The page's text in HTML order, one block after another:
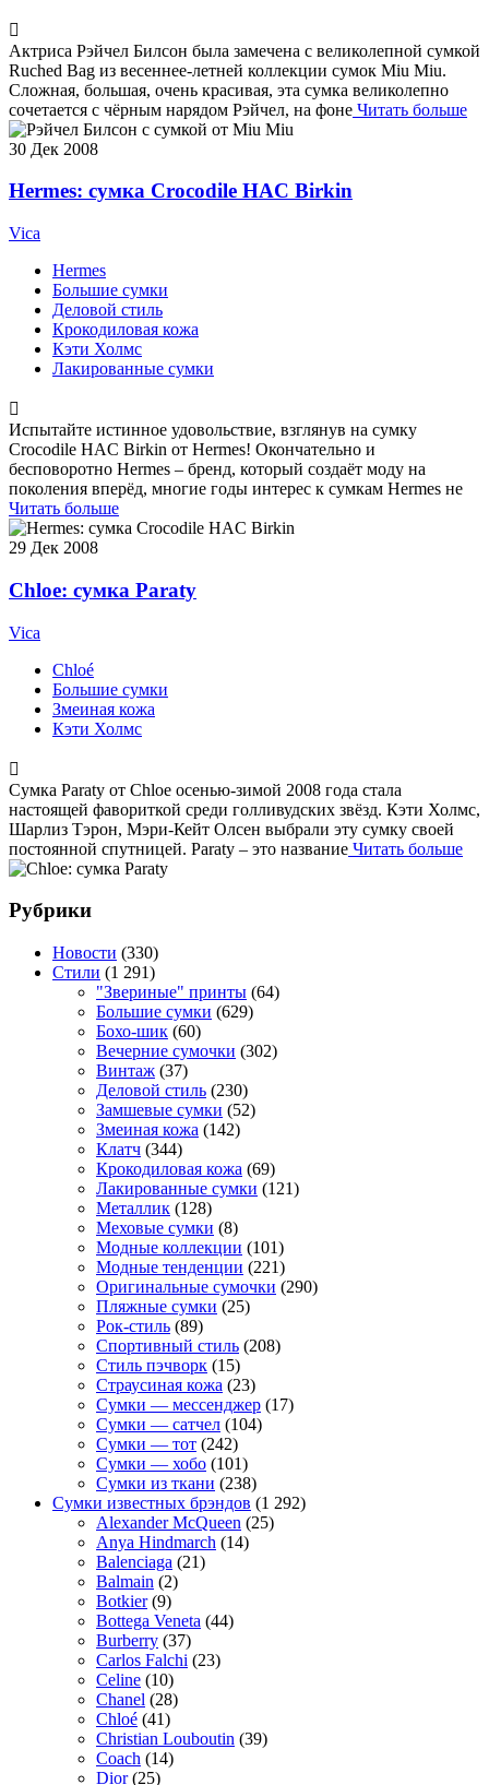
Актриса Рэйчел Билсон была замечена с великолепной сумкой
Ruched Bag из весеннее-летней коллекции сумок Miu Miu.
Сложная, большая, очень красивая, эта сумка великолепно
сочетается с чёрным нарядом Рэйчел, на фоне Читать больше
30 Дек 2008
Hermes: сумка Crocodile HAC Birkin
Vica
Hermes
Большие сумки
Деловой стиль
Крокодиловая кожа
Кэти Холмс
Лакированные сумки
Испытайте истинное удовольствие, взглянув на сумку
Crocodile HAC Birkin от Hermes! Окончательно и
бесповоротно Hermes – бренд, который создаёт моду на
поколения вперёд, многие годы интерес к сумкам Hermes не
Читать больше
29 Дек 2008
Chloe: сумка Paraty
Vica
Chloé
Большие сумки
Змеиная кожа
Кэти Холмс
Сумка Paraty от Chloe осенью-зимой 2008 года стала
настоящей фавориткой среди голливудских звёзд. Кэти Холмс,
Шарлиз Тэрон, Мэри-Кейт Олсен выбрали эту сумку своей
постоянной спутницей. Paraty – это название Читать больше
Рубрики
Новости (330)
Стили (1 291)
"Звериные" принты (64)
Большие сумки (629)
Бохо-шик (60)
Вечерние сумочки (302)
Винтаж (37)
Деловой стиль (230)
Замшевые сумки (52)
Змеиная кожа (142)
Клатч (344)
Крокодиловая кожа (69)
Лакированные сумки (121)
Металлик (128)
Меховые сумки (8)
Модные коллекции (101)
Модные тенденции (221)
Оригинальные сумочки (290)
Пляжные сумки (25)
Рок-стиль (89)
Спортивный стиль (208)
Стиль пэчворк (15)
Страусиная кожа (23)
Сумки — мессенджер (17)
Сумки — сатчел (104)
Сумки — тот (242)
Сумки — хобо (101)
Сумки из ткани (238)
Сумки известных брэндов (1 292)
Alexander McQueen (25)
Anya Hindmarch (14)
Balenciaga (21)
Balmain (2)
Botkier(9)
Bottega Veneta (44)
Burberry (37)
Carlos Falchi (23)
Celine (10)
Chanel (28)
Chloé (41)
Christian Louboutin (39)
Coach (14)
Dior(25)